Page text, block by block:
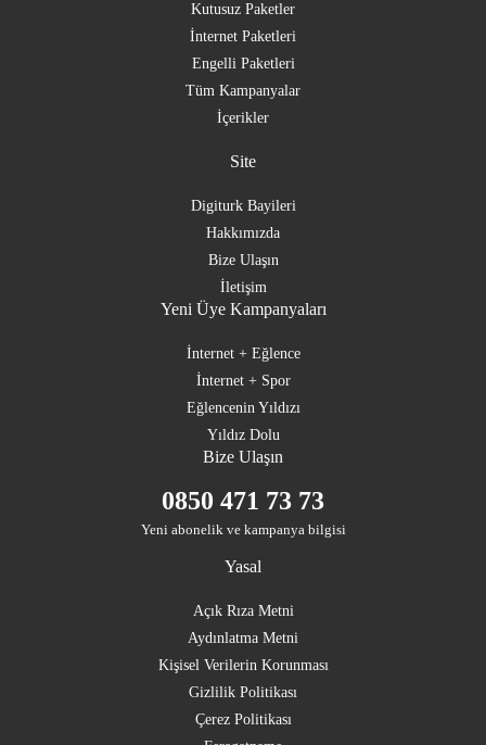
Kutusuz Paketler
İnternet Paketleri
Engelli Paketleri
Tüm Kampanyalar
İçerikler
Site
Digiturk Bayileri
Hakkımızda
Bize Ulaşın
İletişim
Yeni Üye Kampanyaları
İnternet + Eğlence
İnternet + Spor
Eğlencenin Yıldızı
Yıldız Dolu
Bize Ulaşın
0850 471 73 73
Yeni abonelik ve kampanya bilgisi
Yasal
Açık Rıza Metni
Aydınlatma Metni
Kişisel Verilerin Korunması
Gizlilik Politikası
Çerez Politikası